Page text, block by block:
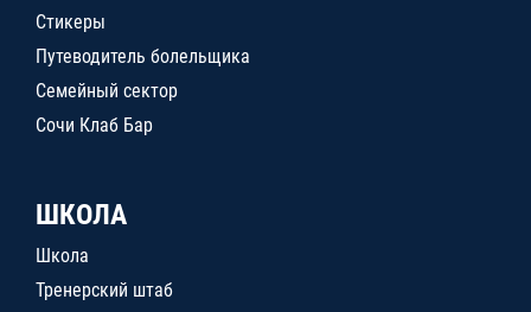
Стикеры
Путеводитель болельщика
Семейный сектор
Сочи Клаб Бар
ШКОЛА
Школа
Тренерский штаб